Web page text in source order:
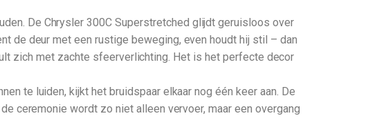
De Chrysler 300C Superstretched glijdt geruisloos over
de deur met een rustige beweging, even houdt hij stil – dan
zich met zachte sfeerverlichting. Het is het perfecte decor
te luiden, kijkt het bruidspaar elkaar nog één keer aan. De
ceremonie wordt zo niet alleen vervoer, maar een overgang